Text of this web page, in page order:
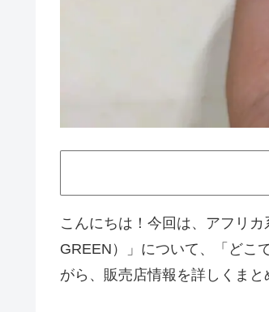
こんにちは！今回は、アフリ
GREEN）」について、「どこ
がら、販売店情報を詳しくまと